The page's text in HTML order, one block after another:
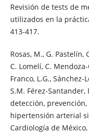
Revisión de tests de
utilizados en la
413-417.
Rosas, M., G. Pastelín,
C. Lomelí, C.
Franco, L.G., Sánchez-
S.M. Férez-
detección,
hipertensión arterial
Cardiología de México,